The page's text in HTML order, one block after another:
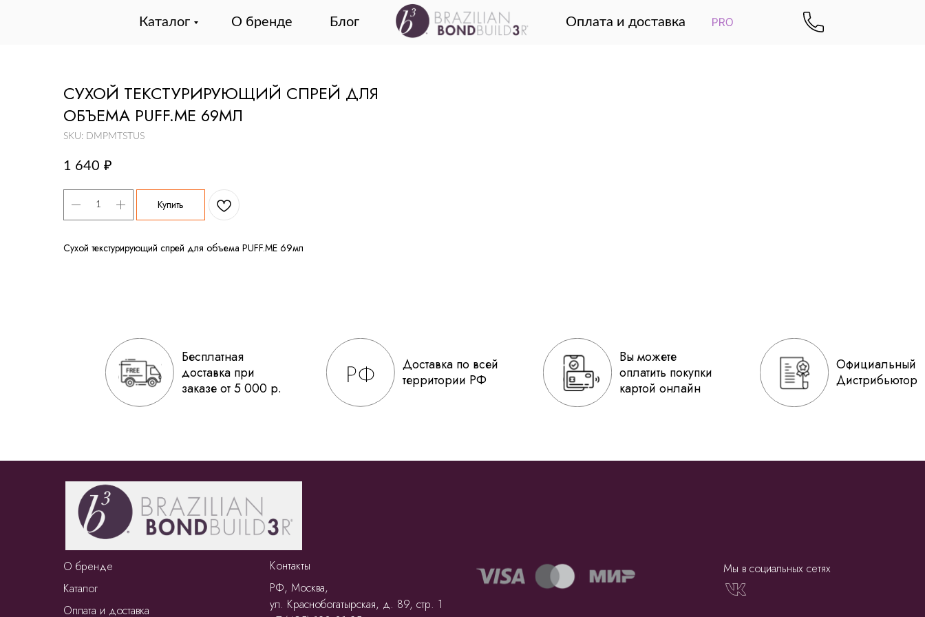
Каталог О бренде Блог Оплата и доставка
СУХОЙ ТЕКСТУРИРУЮЩИЙ СПРЕЙ ДЛЯ
ОБЪЕМА PUFF.ME 69МЛ
SKU: DMPMTSTUS
1 640 ₽
Купить
Сухой текстурирующий спрей для объема PUFF.ME 69мл
Официальный
Дистрибьютор
Вы можете
оплатить покупки
картой онлайн
Доставка по всей
территории РФ
Бесплатная
доставка при
заказе от 5 000 р.
О бренде
Каталог
Оплата и доставка
РФ, Москва,
ул. Краснобогатырская, д. 89, стр. 1
Контакты Мы в социальных сетях